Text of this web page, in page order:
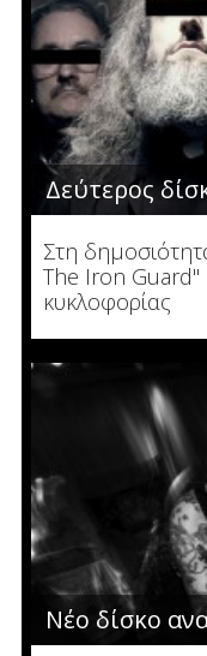
Δεύτερος
Στη
The Iron Guard"
κυκλοφορίας
Νέο δίσκο